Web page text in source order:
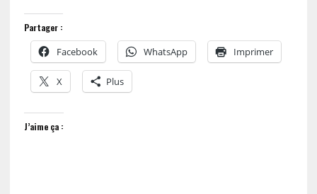
Partager :
Facebook WhatsApp Imprimer
X Plus
J’aime ça :